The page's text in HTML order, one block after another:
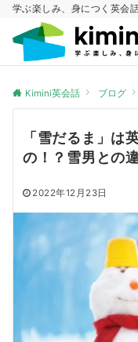
学ぶ楽しみ、身につく英会
Kimini英会話 ブログ
「雪だるま」は
の！？雪男との
2022年12月23日